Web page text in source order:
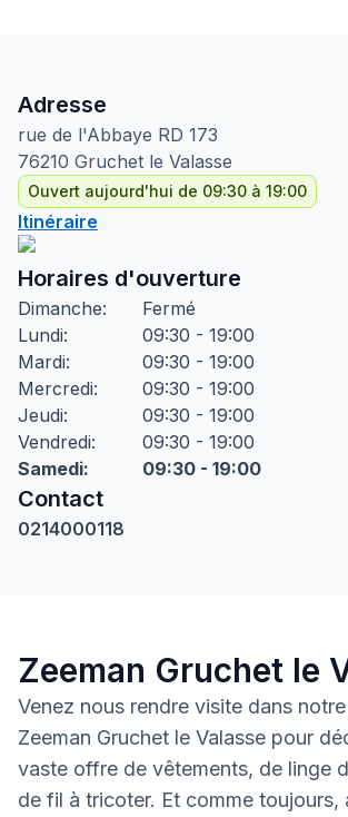
Adresse
rue de l'Abbaye RD 173
76210 Gruchet le Valasse
Ouvert aujourd'hui de 09:30 à 19:00
Itinéraire
Horaires d'ouverture
Dimanche:
Fermé
Lundi:
09:30 - 19:00
Mardi:
09:30 - 19:00
Mercredi:
09:30 - 19:00
Jeudi:
09:30 - 19:00
Vendredi:
09:30 - 19:00
Samedi: 09:30 - 19:00
Contact
0214000118
Zeeman Gruchet le
Venez nous rendre visite dans
Zeeman Gruchet le Valasse pour
vaste offre de vêtements, de linge
de fil à tricoter. Et comme toujours,